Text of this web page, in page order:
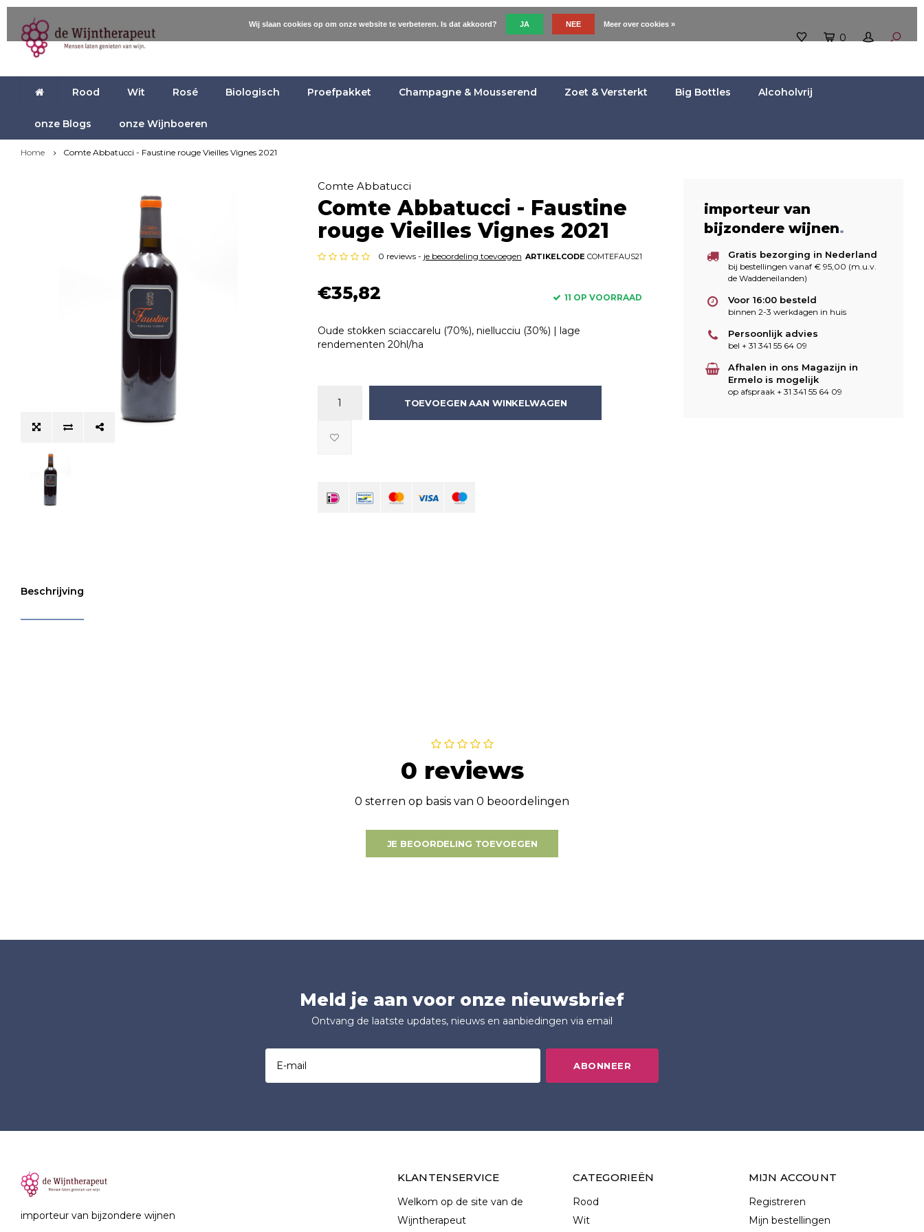
0
Rood Wit Rosé Biologisch Proefpakket Champagne & Mousserend Zoet & Versterkt Big Bottles Alcoholvrij
onze Blogs onze Wijnboeren
Home Comte Abbatucci - Faustine rouge Vieilles Vignes 2021
Comte Abbatucci
Comte Abbatucci - Faustine
rouge Vieilles Vignes 2021
0 reviews - je beoordeling toevoegen ARTIKELCODECOMTEFAUS21
€35,82 11 OP VOORRAAD
Oude stokken sciaccarelu (70%), niellucciu (30%) | lage
rendementen 20hl/ha
TOEVOEGEN AAN WINKELWAGEN
importeur van
bijzondere wijnen.
Gratis bezorging in Nederland
bij bestellingen vanaf € 95,00 (m.u.v.
de Waddeneilanden)
Voor 16:00 besteld
binnen 2-3 werkdagen in huis
Persoonlijk advies
bel + 31 341 55 64 09
Afhalen in ons Magazijn in
Ermelo is mogelijk
op afspraak + 31 341 55 64 09
Beschrijving
0 reviews
0 sterren op basis van 0 beoordelingen
JE BEOORDELING TOEVOEGEN
Meld je aan voor onze nieuwsbrief
Ontvang de laatste updates, nieuws en aanbiedingen via email
ABONNEER
importeur van bijzondere wijnen
KLANTENSERVICE
Welkom op de site van de
Wijntherapeut
CATEGORIEËN
Rood
Wit
MIJN ACCOUNT
Registreren
Mijn bestellingen
Wij slaan cookies op om onze website te verbeteren. Is dat akkoord? JA NEE Meer over cookies »